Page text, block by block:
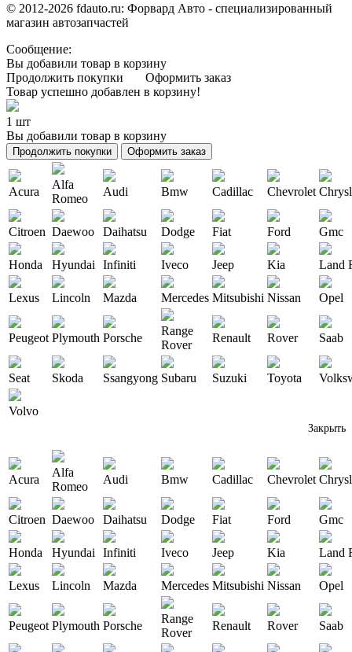
© 2012-2026 fdauto.ru: Форвард Авто - специализированный
магазин автозапчастей
Сообщение:
Вы добавили товар в корзину
Продолжить покупки
Оформить заказ
Товар успешно добавлен в корзину!
1 шт
Вы добавили товар в корзину
Продолжить покупки Оформить заказ
Acura
Alfa
Romeo
Audi Bmw Cadillac Chevrolet
Citroen Daewoo Daihatsu Dodge Fiat Ford Gmc
Honda Hyundai Infiniti Iveco Jeep Kia Land
Lexus Lincoln Mazda Mercedes Mitsubishi Nissan Opel
Peugeot Plymouth Porsche
Range
Rover
Renault Rover Saab
Seat Skoda Ssangyong Subaru Suzuki Toyota
Volvo
Закрыть
Acura
Alfa
Romeo
Audi Bmw Cadillac Chevrolet
Citroen Daewoo Daihatsu Dodge Fiat Ford Gmc
Honda Hyundai Infiniti Iveco Jeep Kia Land
Lexus Lincoln Mazda Mercedes Mitsubishi Nissan Opel
Peugeot Plymouth Porsche
Range
Rover
Renault Rover Saab